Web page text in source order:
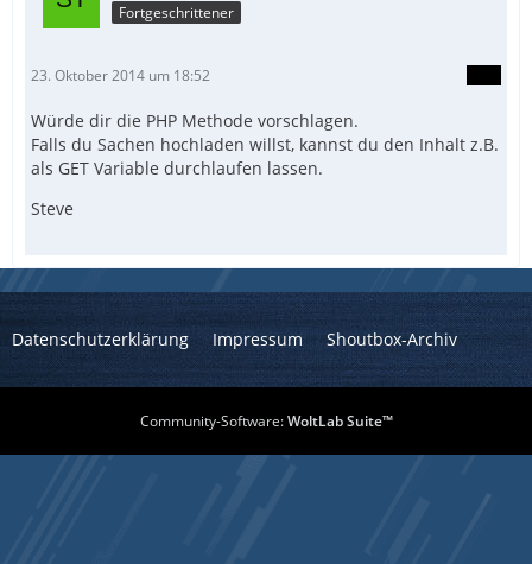
Fortgeschrittener
23. Oktober 2014 um 18:52
Würde dir die PHP Methode vorschlagen.
Falls du Sachen hochladen willst, kannst du den Inhalt z.B.
als GET Variable durchlaufen lassen.
Steve
Datenschutzerklärung Impressum Shoutbox-Archiv
Community-Software:WoltLab Suite™